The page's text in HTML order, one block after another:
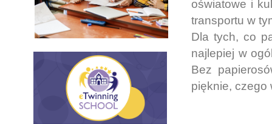
oświatowe i
transportu w
Dla tych, co
najlepiej w
Bez
pięknie, czego